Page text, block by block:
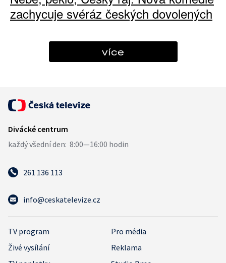
zachycuje svéráz českých dovolených
více
261 136 113
info@ceskatelevize.cz
TV program
Pro média
Živé vysílání
Reklama